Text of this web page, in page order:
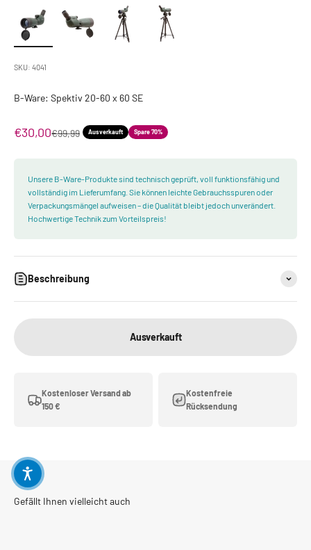
SKU: 4041
B-Ware: Spektiv 20-60 x 60 SE
Angebot
€30,00Regulärer Preis
€99,99 Ausverkauft Spare 70%
Unsere B-Ware-Produkte sind technisch geprüft, voll funktionsfähig und
vollständig im Lieferumfang. Sie können leichte Gebrauchsspuren oder
Verpackungsmängel aufweisen – die Qualität bleibt jedoch unverändert.
Hochwertige Technik zum Vorteilspreis!
Beschreibung
Ausverkauft
Kostenloser Versand ab
150 €
Kostenfreie
Rücksendung